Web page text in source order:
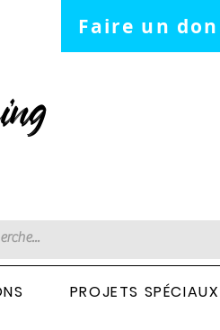
Faire un don
PROJETS SPÉCIAUX